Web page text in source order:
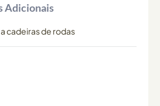
Adicionais
cadeiras de rodas